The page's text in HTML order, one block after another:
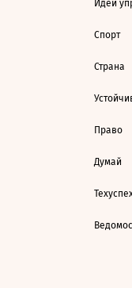
Идеи
Спорт
Страна
Право
Думай